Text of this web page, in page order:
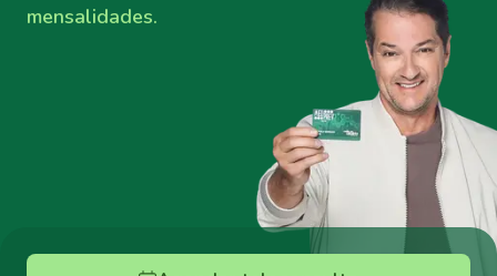
mensalidades.